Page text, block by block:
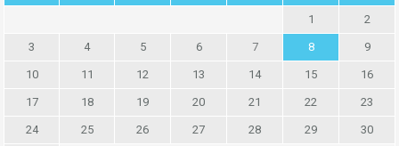
1 2
3 4 5 6 7 8 9
10 11 12 13 14 15 16
17 18 19 20 21 22 23
24 25 26 27 28 29 30